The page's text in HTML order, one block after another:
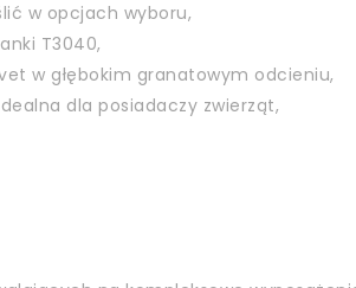
w opcjach wyboru,
T3040,
w głębokim granatowym odcieniu,
dla posiadaczy zwierząt,